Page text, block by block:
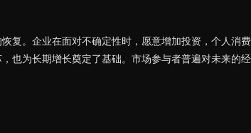
复。企业在面对不确定性时，愿意增加投资，个人消
也为长期增长奠定了基础。市场参与者普遍对未来的